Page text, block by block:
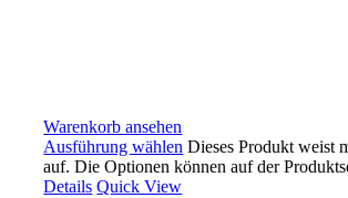
Warenkorb ansehen
Ausführung wählen Dieses Produkt weist
auf. Die Optionen können auf der
Details Quick View